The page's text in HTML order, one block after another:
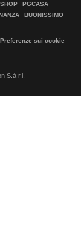
PGCASA
BUONISSIMO
Preferenze sui cookie
S.á r.l.